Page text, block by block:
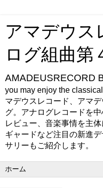
アマデウ
ログ組曲第
AMADEUSRECORD
you may enjoy the
マデウスレコード、アマ
グ。アナログレコードを
レビュー、音楽事情を主
ギャードなど注目の新進
サリーもご紹介します。